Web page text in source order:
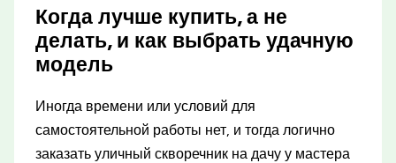
Когда лучше купить, а не
делать, и как выбрать удачную
модель
Иногда времени или условий для
самостоятельной работы нет, и тогда логично
заказать уличный скворечник на дачу у мастера